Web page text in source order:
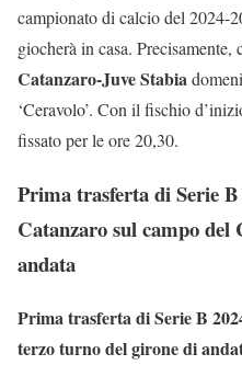
campionato di calcio del 2024-
giocherà in casa.
Catanzaro-Juve Stabia
‘Ceravolo’. Con il fischio
fissato per le ore 20,30.
Prima trasferta di Serie
Catanzaro sul campo del
andata
Prima trasferta di Serie B
terzo turno del girone di